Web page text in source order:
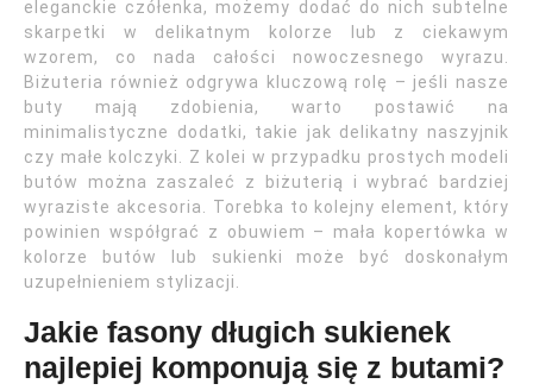
eleganckie czółenka, możemy dodać do nich subtelne
skarpetki w delikatnym kolorze lub z ciekawym
wzorem, co nada całości nowoczesnego wyrazu.
Biżuteria również odgrywa kluczową rolę – jeśli nasze
buty mają zdobienia, warto postawić na
minimalistyczne dodatki, takie jak delikatny naszyjnik
czy małe kolczyki. Z kolei w przypadku prostych modeli
butów można zaszaleć z biżuterią i wybrać bardziej
wyraziste akcesoria. Torebka to kolejny element, który
powinien współgrać z obuwiem – mała kopertówka w
kolorze butów lub sukienki może być doskonałym
uzupełnieniem stylizacji.
Jakie fasony długich sukienek
najlepiej komponują się z butami?